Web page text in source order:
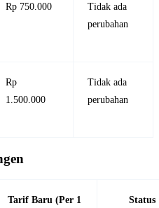
Rp 750.000
Tidak ada
perubahan
Rp
1.500.000
Tidak ada
perubahan
Tarif Baru (Per 1
Status